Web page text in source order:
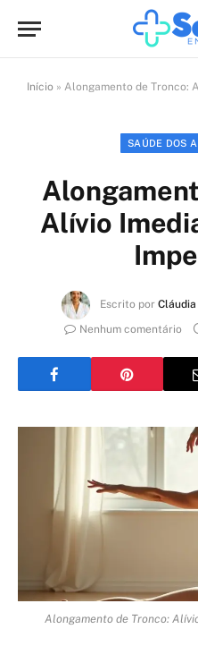
Início » Alongamento de Tronco:
SAÚDE DOS
Alívio
Escrito por
Nenhum comentário
Alongamento de Tronco: